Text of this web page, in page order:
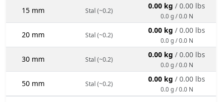
15 mm Stal (~0.2)
0.00 kg / 0.00 lbs
0.0 g / 0.0 N
20 mm Stal (~0.2)
0.00 kg / 0.00 lbs
0.0 g / 0.0 N
30 mm Stal (~0.2)
0.00 kg / 0.00 lbs
0.0 g / 0.0 N
50 mm Stal (~0.2)
0.00 kg / 0.00 lbs
0.0 g / 0.0 N